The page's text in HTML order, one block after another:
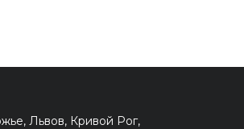
Львов, Кривой Рог,